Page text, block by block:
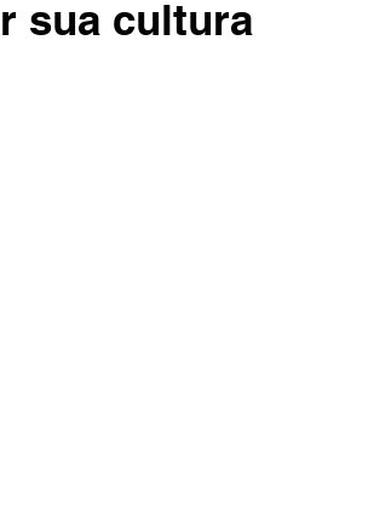
sua cultura